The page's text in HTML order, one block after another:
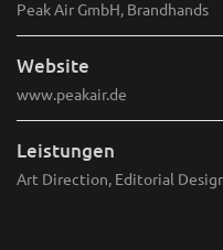
Peak Air GmbH, Brandhands
Website
www.peakair.de
Leistungen
Art Direction, Editorial